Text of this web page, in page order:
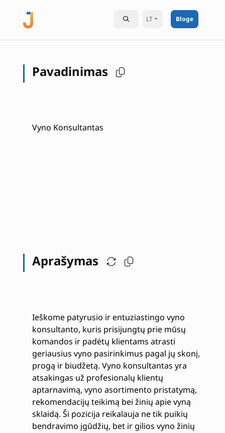
LT Bloge
Pavadinimas
Vyno Konsultantas
Aprašymas
Ieškome patyrusio ir entuziastingo vyno
konsultanto, kuris prisijungtų prie mūsų
komandos ir padėtų klientams atrasti
geriausius vyno pasirinkimus pagal jų skonį,
progą ir biudžetą. Vyno konsultantas yra
atsakingas už profesionalų klientų
aptarnavimą, vyno asortimento pristatymą,
rekomendacijų teikimą bei žinių apie vyną
sklaidą. Ši pozicija reikalauja ne tik puikių
bendravimo įgūdžių, bet ir gilios vyno žinių